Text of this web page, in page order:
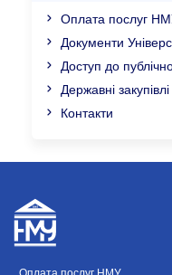
Оплата послуг
Документи
Доступ до
Державні закупівлі
Контакти
Оплата послуг НМУ